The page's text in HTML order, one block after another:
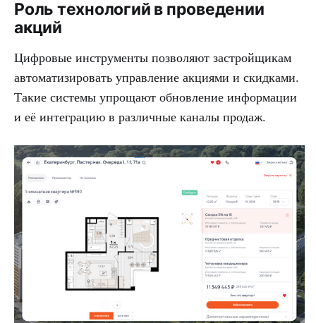
Роль технологий в проведении
акций
Цифровые инструменты позволяют застройщикам
автоматизировать управление акциями и скидками.
Такие системы упрощают обновление информации
и её интеграцию в различные каналы продаж.